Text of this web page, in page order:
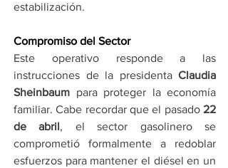
estabilización.
Compromiso del Sector
Este operativo responde a las
instrucciones de la presidenta Claudia
Sheinbaum para proteger la economía
familiar. Cabe recordar que el pasado 22
de abril, el sector gasolinero se
comprometió formalmente a redoblar
esfuerzos para mantener el diésel en un